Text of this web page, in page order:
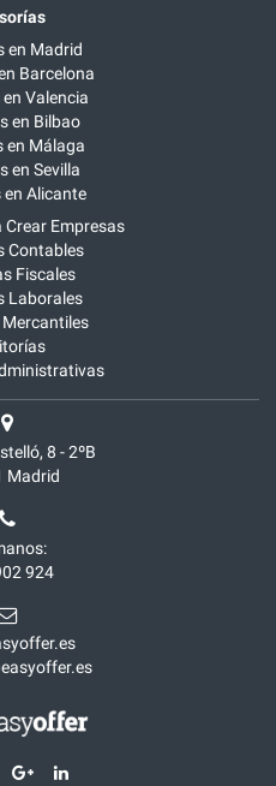
en Madrid
Barcelona
Valencia
en Bilbao
en Málaga
en Sevilla
en Alicante
Empresas
Contables
Fiscales
Laborales
8 - 2ºB
Madrid
924